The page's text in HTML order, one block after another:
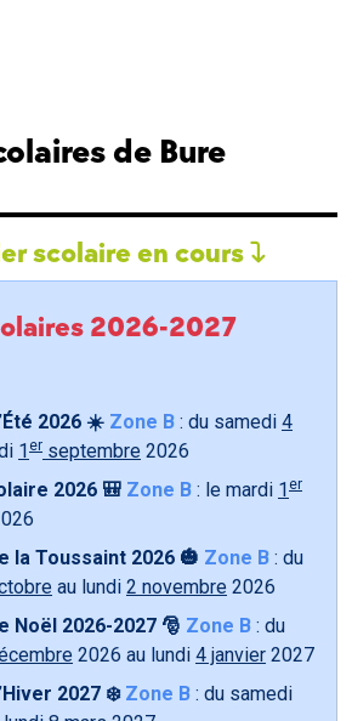
de Bure
scolaire en cours
2026-2027
2026 ☀️ Zone B : du samedi 4
1 er septembre 2026
2026 🎒 Zone B : le mardi 1 er
la Toussaint 2026 🎃 Zone B : du
au lundi 2 novembre 2026
Noël 2026-2027 🎅 Zone B : du
2026 au lundi 4 janvier 2027
2027 ❄️ Zone B : du samedi